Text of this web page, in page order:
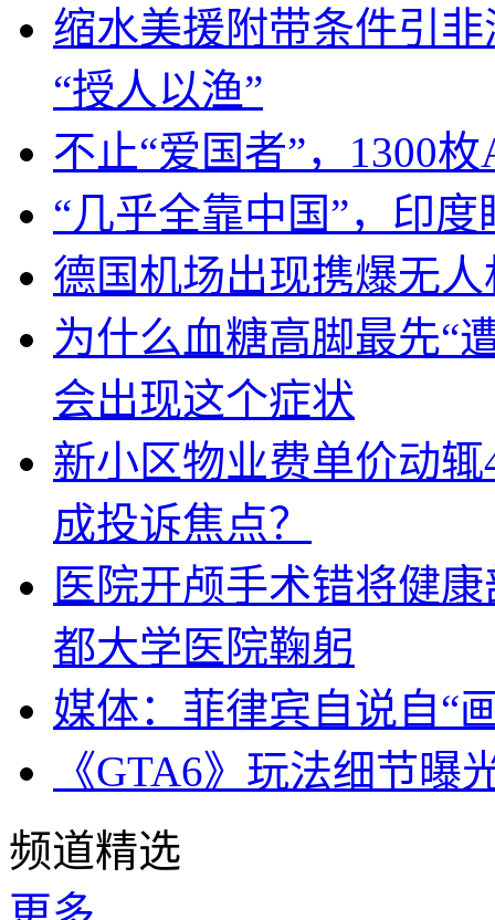
缩水美援附带条件引
“授人以渔”
不止“爱国者”，1300
“几乎全靠中国”，印
德国机场出现携爆无
为什么血糖高脚最先“
会出现这个症状
新小区物业费单价动
成投诉焦点？
医院开颅手术错将健
都大学医院鞠躬
媒体：菲律宾自说自“
《GTA6》玩法细节
频道精选